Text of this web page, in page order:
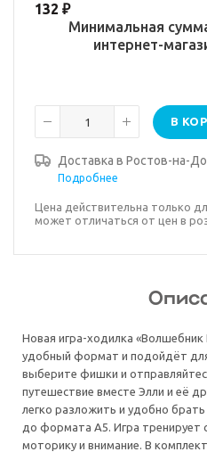
132 ₽
Минимальная
интернет-
В
Доставка в Ростов-на-
Подробнее
Цена действительна только
может отличаться от цен в
Новая игра-ходилка
удобный формат и подойдёт
выберите фишки и
путешествие вместе Элли и её
легко разложить и удобно брать
до формата А5. Игра тренирует
моторику и внимание. В